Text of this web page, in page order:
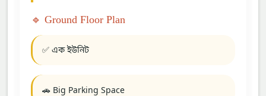
🔹 Ground Floor Plan
✅ এক ইউনিট
🚗 Big Parking Space